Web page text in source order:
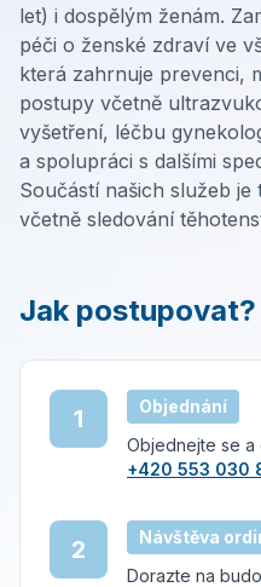
Rehabilitace
Praktické lékařství
Magnetická rezonance
Lékárna
Kontakty
Vyhledávání
JAZYK
Čeština 🇬🇧
let) i dospělým ženám.
péči o ženské zdraví ve
která zahrnuje prevenci,
postupy včetně
vyšetření, léčbu
a spolupráci s dalšími
Součástí našich služeb
včetně sledování
Jak postupovat?
1
Objednání
Objednejte se a
+420 553 030
2
Návštěva
Dorazte na